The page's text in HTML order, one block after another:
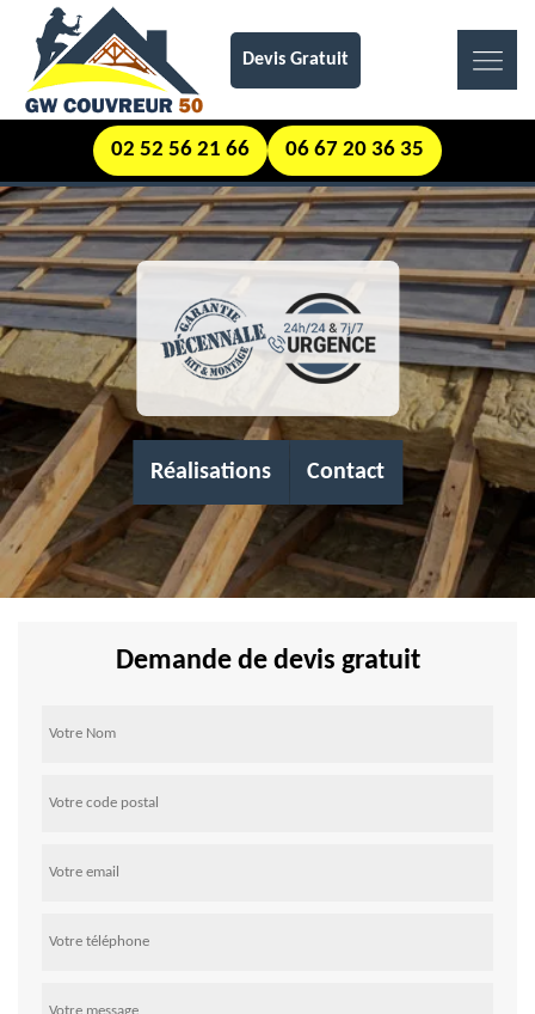
Devis Gratuit
02 52 56 21 66 06 67 20 36 35
Réalisations Contact
Demande de devis gratuit